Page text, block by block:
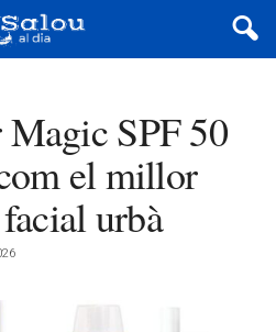
SPF 50
el millor
urbà